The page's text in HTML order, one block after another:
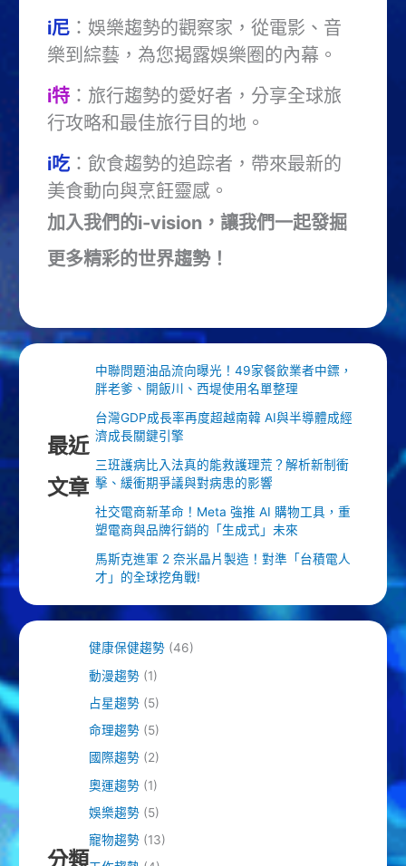
i尼：娛樂趨勢的觀察家，從電影、音
樂到綜藝，為您揭露娛樂圈的內幕。
i特：旅行趨勢的愛好者，分享全球旅
行攻略和最佳旅行目的地。
i吃：飲食趨勢的追踪者，帶來最新的
美食動向與烹飪靈感。
加入我們的i-vision，讓我們一起發掘
更多精彩的世界趨勢！
最近
文章
中聯問題油品流向曝光！49家餐飲業者中鏢，
胖老爹、開飯川、西堤使用名單整理
台灣GDP成長率再度超越南韓 AI與半導體成經
濟成長關鍵引擎
三班護病比入法真的能救護理荒？解析新制衝
擊、緩衝期爭議與對病患的影響
社交電商新革命！Meta 強推 AI 購物工具，重
塑電商與品牌行銷的「生成式」未來
馬斯克進軍 2 奈米晶片製造！對準「台積電人
才」的全球挖角戰!
分類
健康保健趨勢(46)
動漫趨勢(1)
占星趨勢(5)
命理趨勢(5)
國際趨勢(2)
奧運趨勢(1)
娛樂趨勢(5)
寵物趨勢(13)